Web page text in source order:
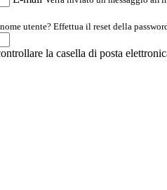
utente? Effettua il reset della
la casella di posta